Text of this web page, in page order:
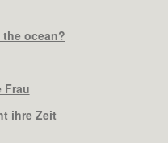
ocean?
Frau
ihre Zeit